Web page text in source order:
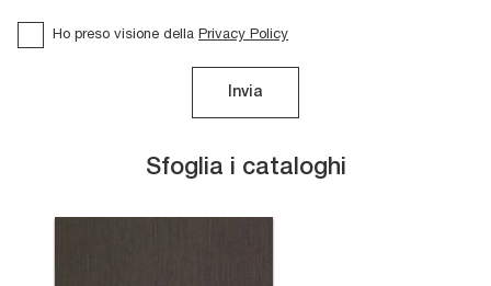
Sfoglia i cataloghi
Ho preso visione della Privacy Policy
Invia